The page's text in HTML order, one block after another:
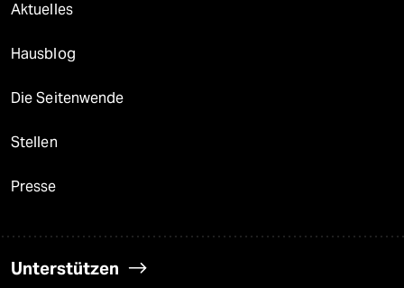
Aktuelles
Hausblog
Die Seitenwende
Stellen
Presse
Unterstützen